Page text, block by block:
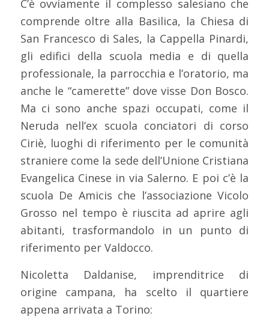
C’è ovviamente il complesso salesiano che
comprende oltre alla Basilica, la Chiesa di
San Francesco di Sales, la Cappella Pinardi,
gli edifici della scuola media e di quella
professionale, la parrocchia e l’oratorio, ma
anche le “camerette” dove visse Don Bosco.
Ma ci sono anche spazi occupati, come il
Neruda nell’ex scuola conciatori di corso
Ciriè, luoghi di riferimento per le comunità
straniere come la sede dell’Unione Cristiana
Evangelica Cinese in via Salerno. E poi c’è la
scuola De Amicis che l’associazione Vicolo
Grosso nel tempo è riuscita ad aprire agli
abitanti, trasformandolo in un punto di
riferimento per Valdocco.
Nicoletta Daldanise, imprenditrice di
origine campana, ha scelto il quartiere
appena arrivata a Torino: